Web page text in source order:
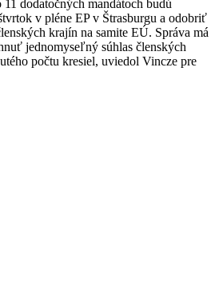
dodatočných mandátoch budú
v pléne EP v Štrasburgu a odobriť
krajín na samite EÚ. Správa má
jednomyseľný súhlas členských
počtu kresiel, uviedol Vincze pre